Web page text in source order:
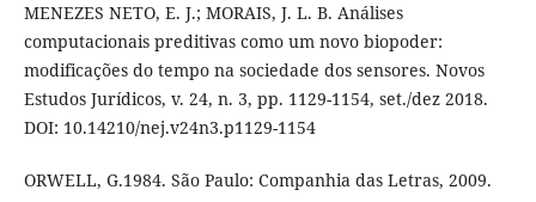
MENEZES NETO, E. J.; MORAIS, J. L. B. Análises
computacionais preditivas como um novo biopoder:
modificações do tempo na sociedade dos sensores. Novos
Estudos Jurídicos, v. 24, n. 3, pp. 1129-1154, set./dez 2018.
DOI: 10.14210/nej.v24n3.p1129-1154
ORWELL, G.1984. São Paulo: Companhia das Letras, 2009.